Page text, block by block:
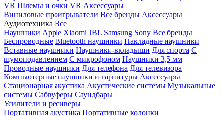
VR Шлемы и очки VR Аксессуары
Виниловые проигрыватели Все бренды Аксессуары
Аудиотехника Все
Наушники Apple Xiaomi JBL Samsung Sony Все бренды
Беспроводные Bluetooth наушники Накладные наушники
Вставные наушники Наушники-вкладыши Для спорта С
шумоподавлением С микрофоном Наушники 3,5 мм
Проводные наушники Для телефона Для телевизора
Компьютерные наушники и гарнитуры Аксессуары
Стационарная акустика Акустические системы Музыкальные
системы Сабвуферы Саундбары
Усилители и ресиверы
Портативная акустика Портативные колонки